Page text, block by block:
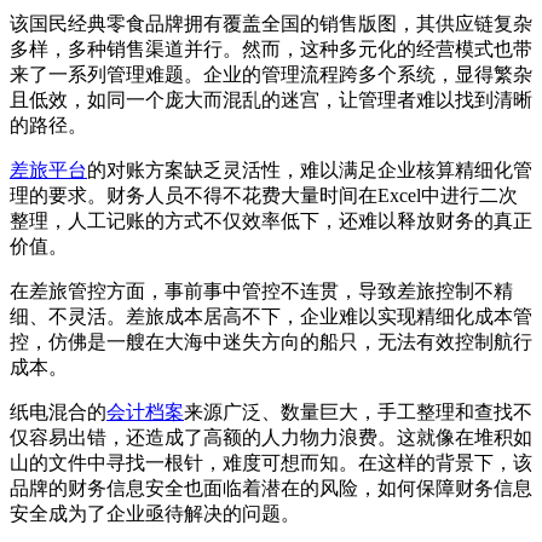
该国民经典零食品牌拥有覆盖全国的销售版图，其供应链复杂
多样，多种销售渠道并行。然而，这种多元化的经营模式也带
来了一系列管理难题。企业的管理流程跨多个系统，显得繁杂
且低效，如同一个庞大而混乱的迷宫，让管理者难以找到清晰
的路径。
差旅平台的对账方案缺乏灵活性，难以满足企业核算精细化管
理的要求。财务人员不得不花费大量时间在Excel中进行二次
整理，人工记账的方式不仅效率低下，还难以释放财务的真正
价值。
在差旅管控方面，事前事中管控不连贯，导致差旅控制不精
细、不灵活。差旅成本居高不下，企业难以实现精细化成本管
控，仿佛是一艘在大海中迷失方向的船只，无法有效控制航行
成本。
纸电混合的会计档案来源广泛、数量巨大，手工整理和查找不
仅容易出错，还造成了高额的人力物力浪费。这就像在堆积如
山的文件中寻找一根针，难度可想而知。在这样的背景下，该
品牌的财务信息安全也面临着潜在的风险，如何保障财务信息
安全成为了企业亟待解决的问题。